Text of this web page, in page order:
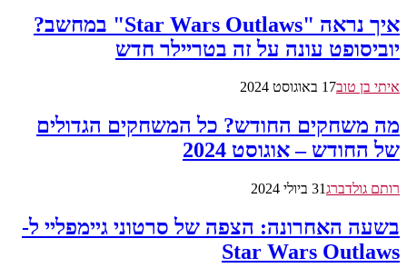
איך נראה "Star Wars Outlaws" במחשב?
יוביסופט עונה על זה בטריילר חדש
איתי בן טוב17 באוגוסט 2024
מה משחקים החודש? כל המשחקים הגדולים
של החודש – אוגוסט 2024
רותם גולדברג31 ביולי 2024
בשעה האחרונה: הצפה של סרטוני גיימפליי ל-
Star Wars Outlaws